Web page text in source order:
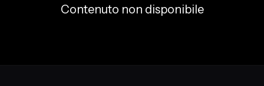
Contenuto non disponibile